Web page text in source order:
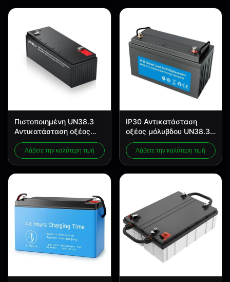
Βραχυκυκλώματος 4-6
Ώρες
Πιστοποιημένη UN38.3
Αντικατάσταση οξέος
μόλυβδου με
επεκτασιμότητα των
συστημάτων Max.15 σε
Λάβετε την καλύτερη τιμή
IP30 Αντικατάσταση
οξέος μόλυβδου UN38.3
Πιστοποιημένο για
βιώσιμες ενεργειακές
λύσεις
Λάβετε την καλύτερη τιμή